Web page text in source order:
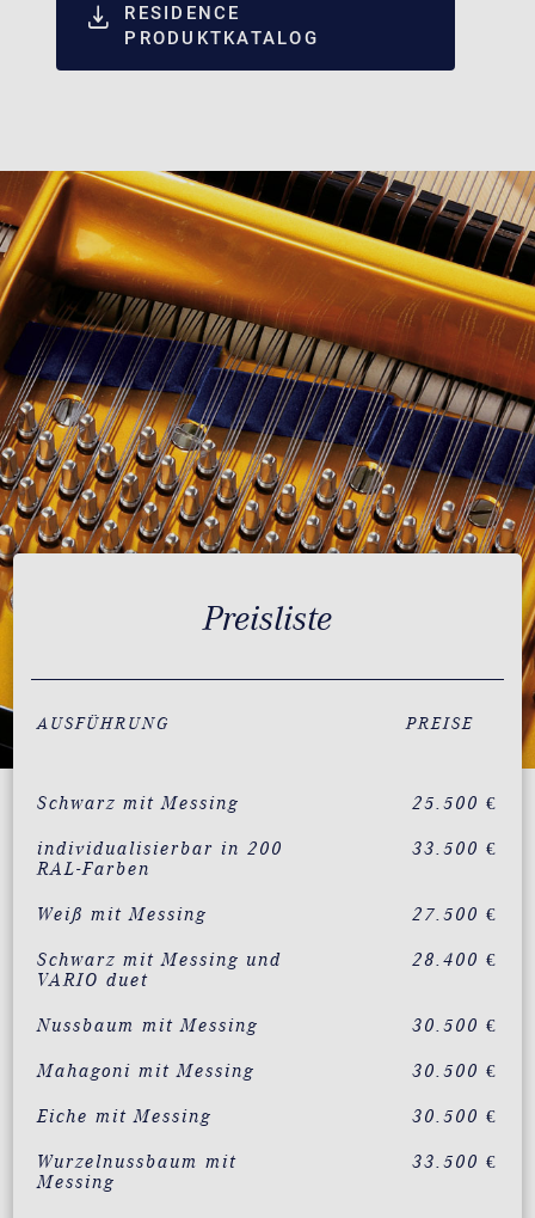
RESIDENCE
PRODUKTKATALOG
Preisliste
AUSFÜHRUNG PREISE
Schwarz mit Messing 25.500 €
individualisierbar in 200
RAL-Farben
33.500 €
Weiß mit Messing 27.500 €
Schwarz mit Messing und
VARIO duet
28.400 €
Nussbaum mit Messing 30.500 €
Mahagoni mit Messing 30.500 €
Eiche mit Messing 30.500 €
Wurzelnussbaum mit
Messing
33.500 €